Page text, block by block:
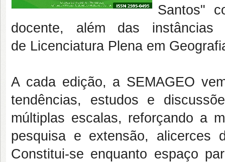
Santos"
docente, além das instâncias
de Licenciatura Plena em
A cada edição, a SEMAGEO
tendências, estudos e
múltiplas escalas, reforçando a
pesquisa e extensão,
Constitui-se enquanto espaço